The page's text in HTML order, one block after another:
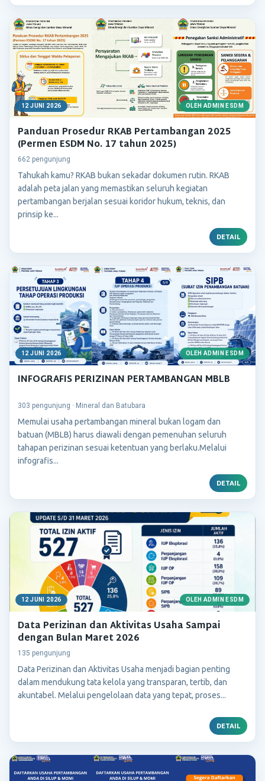
12 JUNI 2026 OLEH ADMIN ESDM
Panduan Prosedur RKAB Pertambangan 2025
(Permen ESDM No. 17 tahun 2025)
662 pengunjung
Tahukah kamu? RKAB bukan sekadar dokumen rutin. RKAB
adalah peta jalan yang memastikan seluruh kegiatan
pertambangan berjalan sesuai koridor hukum, teknis, dan
prinsip ke...
DETAIL
12 JUNI 2026 OLEH ADMIN ESDM
INFOGRAFIS PERIZINAN PERTAMBANGAN MBLB
303 pengunjung · Mineral dan Batubara
Memulai usaha pertambangan mineral bukan logam dan
batuan (MBLB) harus diawali dengan pemenuhan seluruh
tahapan perizinan sesuai ketentuan yang berlaku.Melalui
infografis...
DETAIL
12 JUNI 2026 OLEH ADMIN ESDM
Data Perizinan dan Aktivitas Usaha Sampai
dengan Bulan Maret 2026
135 pengunjung
Data Perizinan dan Aktivitas Usaha menjadi bagian penting
dalam mendukung tata kelola yang transparan, tertib, dan
akuntabel. Melalui pengelolaan data yang tepat, proses...
DETAIL